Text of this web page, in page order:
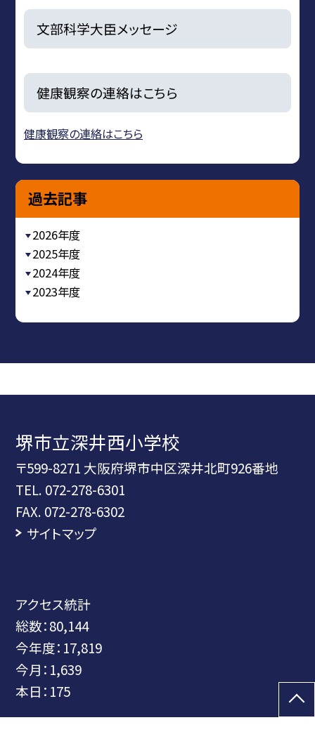
文部科学大臣メッセージ
健康観察の連絡はこちら
健康観察の連絡はこちら
過去記事
2026年度
2025年度
2024年度
2023年度
堺市立深井西小学校
〒599-8271 大阪府堺市中区深井北町926番地
TEL. 072-278-6301
FAX. 072-278-6302
サイトマップ
アクセス統計
総数：80,144
今年度： 17,819
今月： 1,639
本日： 175